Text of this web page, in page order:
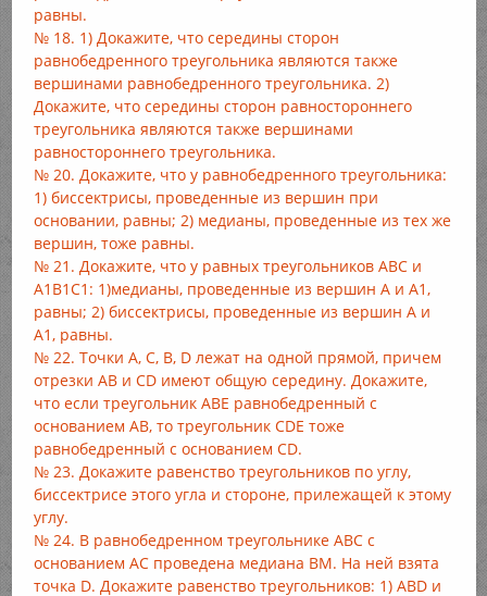
равны.
№ 18. 1) Докажите, что середины сторон
равнобедренного треугольника являются также
вершинами равнобедренного треугольника. 2)
Докажите, что середины сторон равностороннего
треугольника являются также вершинами
равностороннего треугольника.
№ 20. Докажите, что у равнобедренного треугольника:
1) биссектрисы, проведенные из вершин при
основании, равны; 2) медианы, проведенные из тех же
вершин, тоже равны.
№ 21. Докажите, что у равных треугольников ABC и
A1B1C1: 1)медианы, проведенные из вершин А и А1,
равны; 2) биссектрисы, проведенные из вершин А и
А1, равны.
№ 22. Точки А, С, В, D лежат на одной прямой, причем
отрезки АВ и CD имеют общую середину. Докажите,
что если треугольник АВЕ равнобедренный с
основанием АВ, то треугольник CDE тоже
равнобедренный с основанием CD.
№ 23. Докажите равенство треугольников по углу,
биссектрисе этого угла и стороне, прилежащей к этому
углу.
№ 24. В равнобедренном треугольнике АВС с
основанием АС проведена медиана ВМ. На ней взята
точка D. Докажите равенство треугольников: 1) ABD и